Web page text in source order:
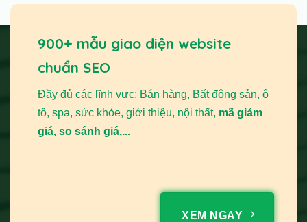
900+ mẫu giao diện website
chuẩn SEO
Đầy đủ các lĩnh vực: Bán hàng, Bất động sản, ô
tô, spa, sức khỏe, giới thiệu, nội thất, mã giảm
giá, so sánh giá,...
XEM NGAY